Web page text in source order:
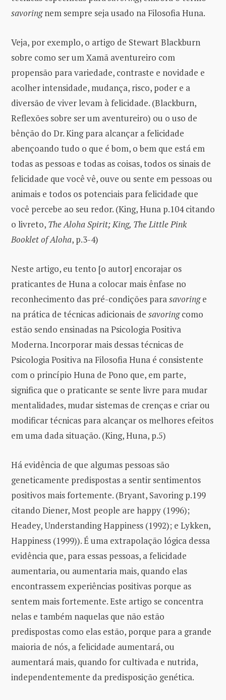
savoringnem sempre seja usado na Filosofia Huna.
Veja, por exemplo, o artigo de Stewart Blackburn
sobre como ser um Xamã aventureiro com
propensão para variedade, contraste e novidade e
acolher intensidade, mudança, risco, poder e a
diversão de viver levam à felicidade. (Blackburn,
Reflexões sobre ser um aventureiro) ou o uso de
bênção do Dr. King para alcançar a felicidade
abençoando tudo o que é bom, o bem que está em
todas as pessoas e todas as coisas, todos os sinais de
felicidade que você vê, ouve ou sente em pessoas ou
animais e todos os potenciais para felicidade que
você percebe ao seu redor. (King, Huna p.104 citando
o livreto, The Aloha Spirit; King, The Little Pink
Booklet of Aloha, p.3-4)
Neste artigo, eu tento [o autor] encorajar os
praticantes de Huna a colocar mais ênfase no
reconhecimento das pré-condições parasavoringe
na prática de técnicas adicionais de savoringcomo
estão sendo ensinadas na Psicologia Positiva
Moderna. Incorporar mais dessas técnicas de
Psicologia Positiva na Filosofia Huna é consistente
com o princípio Huna de Pono que, em parte,
significa que o praticante se sente livre para mudar
mentalidades, mudar sistemas de crenças e criar ou
modificar técnicas para alcançar os melhores efeitos
em uma dada situação. (King, Huna, p.5)
Há evidência de que algumas pessoas são
geneticamente predispostas a sentir sentimentos
positivos mais fortemente. (Bryant, Savoring p.199
citando Diener, Most people are happy (1996);
Headey, Understanding Happiness (1992); e Lykken,
Happiness (1999)). É uma extrapolação lógica dessa
evidência que, para essas pessoas, a felicidade
aumentaria, ou aumentaria mais, quando elas
encontrassem experiências positivas porque as
sentem mais fortemente. Este artigo se concentra
nelas e também naquelas que não estão
predispostas como elas estão, porque para a grande
maioria de nós, a felicidade aumentará, ou
aumentará mais, quando for cultivada e nutrida,
independentemente da predisposição genética.